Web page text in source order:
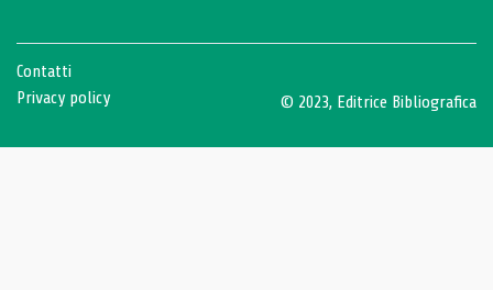
Contatti
Privacy policy
© 2023, Editrice Bibliografica